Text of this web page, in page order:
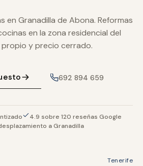
en Granadilla de Abona. Reformas
en la zona residencial del
y precio cerrado.
692 894 659
4.9 sobre 120 reseñas Google
a Granadilla
Tenerife